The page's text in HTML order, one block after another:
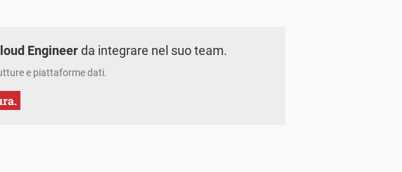
Engineerda integrare nel suo team.
e piattaforme dati.